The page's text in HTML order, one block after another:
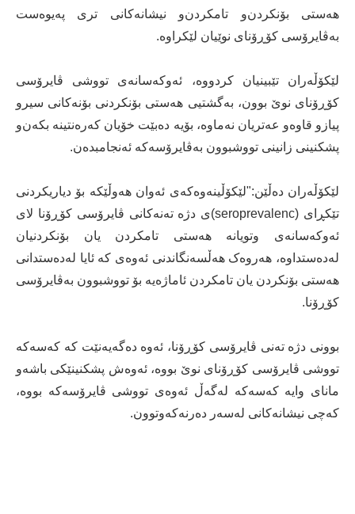
هەستی بۆنکردن‌و تامکردن‌و نیشانەکانی تری پەیوەست
بەڤایرۆسی کۆڕۆنای نوێیان لێکراوە.
لێکۆڵەران تێبینیان کردووە، ئەوکەسانەی تووشی ڤایرۆسی
کۆڕۆنای نوێ بوون، بەگشتیی هەستی بۆنکردنی بۆنەکانی سیرو
پیازو قاوەو عەتریان نەماوە، بۆیە دەبێت خۆیان کەرەنتینە بکەن‌و
پشکنینی زانینی تووشبوون بەڤایرۆسەکە ئەنجامبدەن.
لێکۆڵەران دەڵێن:"لێکۆڵینەوەکەی ئەوان هەوڵێکە بۆ دیاریکردنی
تێکڕای (seroprevalenc)ی دژە تەنەکانی ڤایرۆسی کۆڕۆنا لای
ئەوکەسانەی وتویانە هەستی تامکردن یان بۆنکردنیان
لەدەستداوە، هەروەک هەڵسەنگاندنی ئەوەی کە ئایا لەدەستدانی
هەستی بۆنکردن یان تامکردن ئاماژەیە بۆ تووشبوون بەڤایرۆسی
کۆڕۆنا.
بوونی دژە تەنی ڤایرۆسی کۆڕۆنا، ئەوە دەگەیەنێت کە کەسەکە
تووشی ڤایرۆسی کۆڕۆنای نوێ بووە، ئەوەش پشکنینێکی باشەو
مانای وایە کەسەکە لەگەڵ ئەوەی تووشی ڤایرۆسەکە بووە،
کەچی نیشانەکانی لەسەر دەرنەکەوتوون.